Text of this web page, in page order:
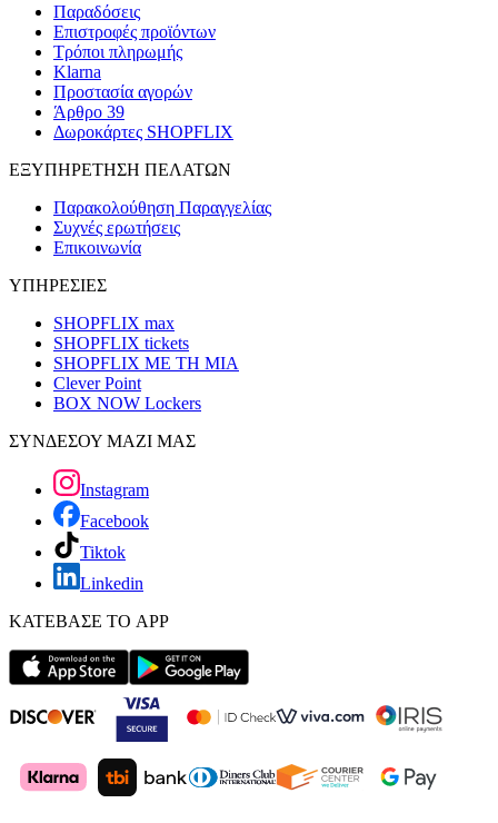
Παραδόσεις
Επιστροφές προϊόντων
Τρόποι πληρωμής
Klarna
Προστασία αγορών
Άρθρο 39
Δωροκάρτες SHOPFLIX
ΕΞΥΠΗΡΕΤΗΣΗ ΠΕΛΑΤΩΝ
Παρακολούθηση Παραγγελίας
Συχνές ερωτήσεις
Επικοινωνία
ΥΠΗΡΕΣΙΕΣ
SHOPFLIX max
SHOPFLIX tickets
SHOPFLIX ΜΕ ΤΗ ΜΙΑ
Clever Point
BOX NOW Lockers
ΣΥΝΔΕΣΟΥ ΜΑΖΙ ΜΑΣ
Instagram
Facebook
Tiktok
Linkedin
ΚΑΤΕΒΑΣΕ ΤΟ APP